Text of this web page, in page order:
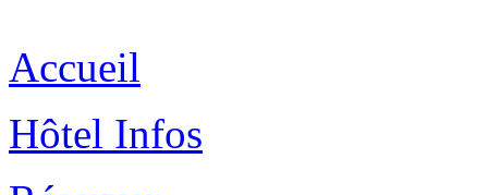
Accueil
Hôtel Infos